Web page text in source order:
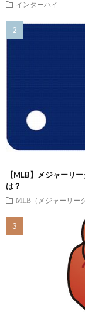
インターハイ
【MLB】メジャーリ
は？
MLB（メジャーリー